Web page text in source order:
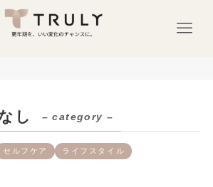
し – category –
セルフケア ライフスタイル